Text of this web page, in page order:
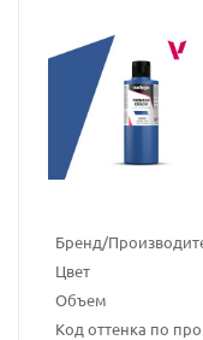
Бренд/
Цвет
Объем
Код оттенка по